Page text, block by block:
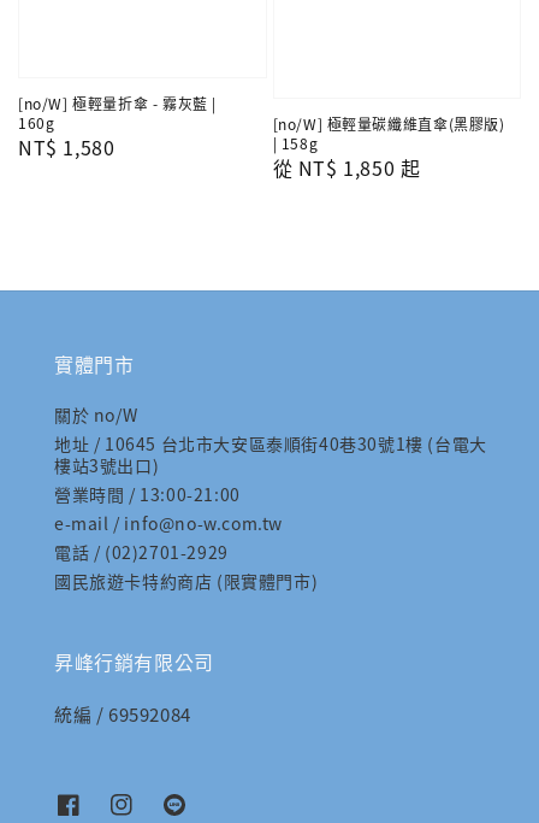
[no/W] 極輕量折傘 - 霧灰藍 |
160g
Regular
NT$ 1,580
[no/W] 極輕量碳纖維直傘(黑膠版)
| 158g
Regular
從 NT$ 1,850 起
實體門市
關於 no/W
地址 / 10645 台北市大安區泰順街40巷30號1樓 (台電大
樓站3號出口)
營業時間 / 13:00-21:00
e-mail / info@no-w.com.tw
電話 / (02)2701-2929
國民旅遊卡特約商店 (限實體門市)
昇峰行銷有限公司
統編 / 69592084